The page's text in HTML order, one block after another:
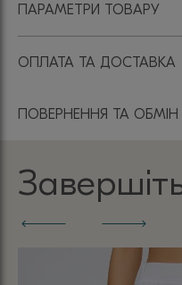
ПАРАМЕТРИ ТОВАРУ
ОПЛАТА ТА ДОСТАВКА
ПОВЕРНЕННЯ ТА ОБМІН